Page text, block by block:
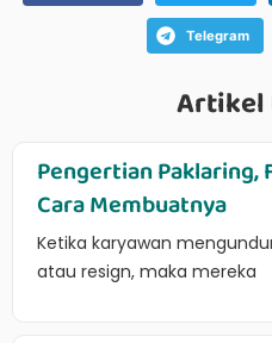
Telegram
Pengertian Paklaring,
Cara Membuatnya
Ketika karyawan
atau resign, maka mereka